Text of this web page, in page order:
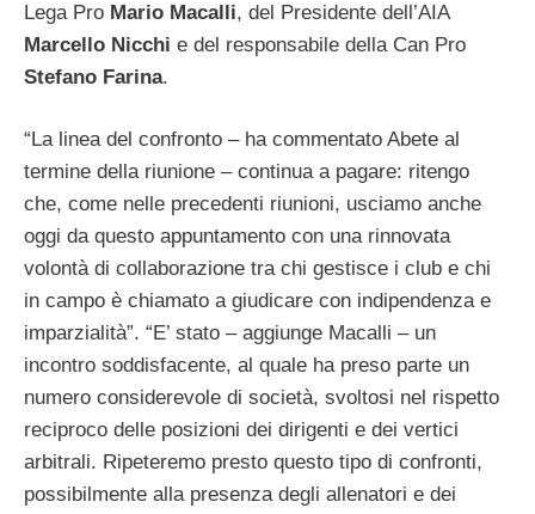
Lega Pro Mario Macalli, del Presidente dell’AIA
Marcello Nicchi e del responsabile della Can Pro
Stefano Farina.
“La linea del confronto – ha commentato Abete al
termine della riunione – continua a pagare: ritengo
che, come nelle precedenti riunioni, usciamo anche
oggi da questo appuntamento con una rinnovata
volontà di collaborazione tra chi gestisce i club e chi
in campo è chiamato a giudicare con indipendenza e
imparzialità”. “E’ stato – aggiunge Macalli – un
incontro soddisfacente, al quale ha preso parte un
numero considerevole di società, svoltosi nel rispetto
reciproco delle posizioni dei dirigenti e dei vertici
arbitrali. Ripeteremo presto questo tipo di confronti,
possibilmente alla presenza degli allenatori e dei